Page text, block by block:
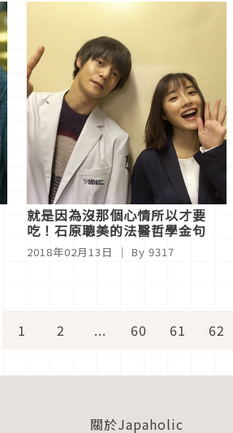
就是因為沒那個心情所以才要
吃！石原聰美的法醫哲學金句
2018年02月13日 ｜ By 9317
1 2 ... 60 61 62
關於Japaholic